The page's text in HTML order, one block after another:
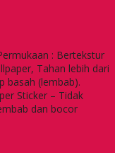
: Bertekstur
Tahan lebih dari
basah (lembab).
Sticker – Tidak
dan bocor